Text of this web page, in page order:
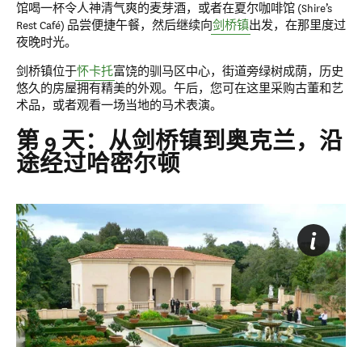
馆喝一杯令人神清气爽的麦芽酒，或者在夏尔咖啡馆 (Shire’s
Rest Café) 品尝便捷午餐，然后继续向剑桥镇出发，在那里度过
夜晚时光。
剑桥镇位于怀卡托富饶的驯马区中心，街道旁绿树成荫，历史
悠久的房屋拥有精美的外观。午后，您可在这里采购古董和艺
术品，或者观看一场当地的马术表演。
第 9 天：从剑桥镇到奥克兰，沿
途经过哈密尔顿